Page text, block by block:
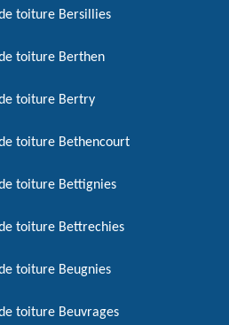
toiture Bersillies
toiture Berthen
toiture Bertry
toiture Bethencourt
toiture Bettignies
toiture Bettrechies
toiture Beugnies
toiture Beuvrages